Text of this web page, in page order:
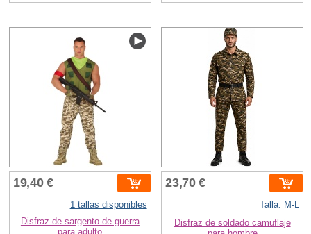
19,40 €
1 tallas disponibles
Disfraz de sargento de guerra
para adulto
23,70 €
Talla: M-L
Disfraz de soldado camuflaje